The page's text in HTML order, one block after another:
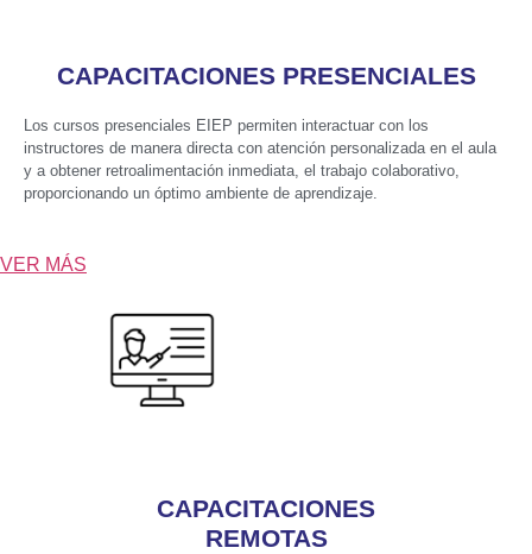
CAPACITACIONES PRESENCIALES
Los cursos presenciales EIEP permiten interactuar con los
instructores de manera directa con atención personalizada en el aula
y a obtener retroalimentación inmediata, el trabajo colaborativo,
proporcionando un óptimo ambiente de aprendizaje.
VER MÁS
CAPACITACIONES
REMOTAS